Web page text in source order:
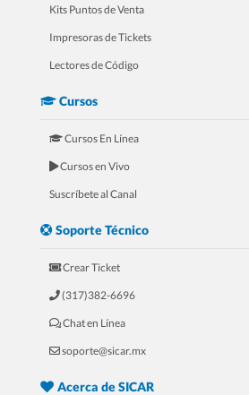
tu FERRETERÍA
5.- 20 Razones Para
tu REFACCIONARIA
Kits Puntos de Venta
Impresoras de Tickets
Lectores de Código
Cursos
Cursos En Línea
Cursos en Vivo
Suscríbete al Canal
Soporte Técnico
Crear Ticket
(317)382-6696
Chat en Línea
soporte@sicar.mx
Acerca de SICAR